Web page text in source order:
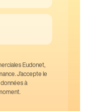
Eudonet,
J’accepte le
à